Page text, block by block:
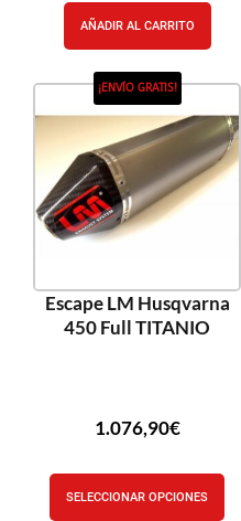
AÑADIR AL CARRITO
¡ENVÍO GRATIS!
Escape LM Husqvarna
450 Full TITANIO
1.076,90€
SELECCIONAR OPCIONES